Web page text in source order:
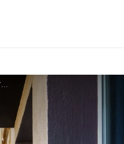
NYX HOTEL 1 - ©NYX HOTEL